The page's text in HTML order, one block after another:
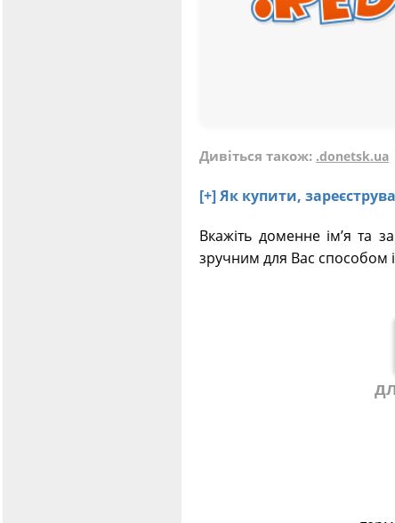
Дивіться також: .donetsk.ua
[+] Як купити,
Вкажіть доменне ім’я та
зручним для Вас способом